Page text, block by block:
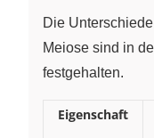
Die
Meiose sind in
festgehalten.
Eigenschaft